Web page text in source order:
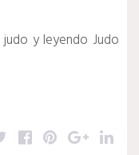
y leyendo Judo
Twitter
Facebook
Pinterest